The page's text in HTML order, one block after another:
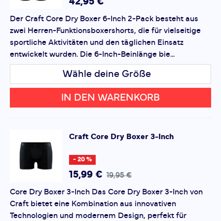
• Ergonomische Passform:
das volle Bewegungsfreiheit garantiert, ohne
• Vielseitigkeit:Ideal für eine Vielzahl von Aktivitäten
wie Laufen, Radfahren, Fitness oder den aktiven Alltag.
Pflegeleicht:Maschinenwaschbar und pflegeleicht für
Vorname
Überschrift
Rezension
*Pflichtfelder
Bewertung hinzufügen
Dieses Formular ist durch reCAPTCHA geschützt – es gelten
dieDatenschutzbestimmungenundNutzungsbedingungen
von Google.
Der Craft Core Dry Boxer 6-Inch 2-Pack besteht aus
zwei Herren-Funktionsboxershorts, die für vielseitige
sportliche Aktivitäten und den täglichen Einsatz
entwickelt wurden. Die 6-Inch-Beinlänge bie...
Wähle deine Größe
IN DEN WARENKORB
Craft Core Dry Boxer 3-Inch
- 20 %
15,99 € 19,95 €
Core Dry Boxer 3-Inch Das Core Dry Boxer 3-Inch von
Craft bietet eine Kombination aus innovativen
Technologien und modernem Design, perfekt für